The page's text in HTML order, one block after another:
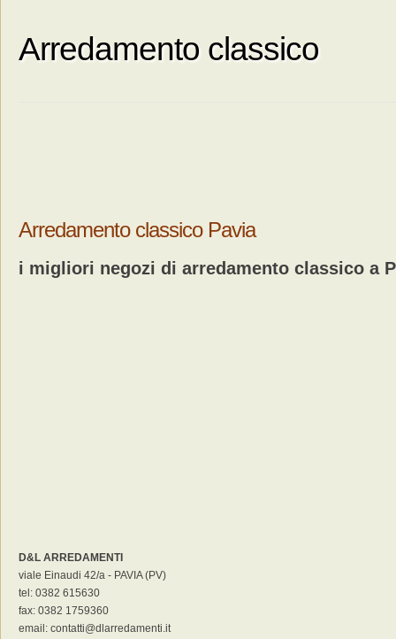
Arredamento classico
Arredamento classico Pavia
i migliori negozi di arredamento classico a
D&L ARREDAMENTI
viale Einaudi 42/a - PAVIA (PV)
tel: 0382 615630
fax: 0382 1759360
email: contatti@dlarredamenti.it